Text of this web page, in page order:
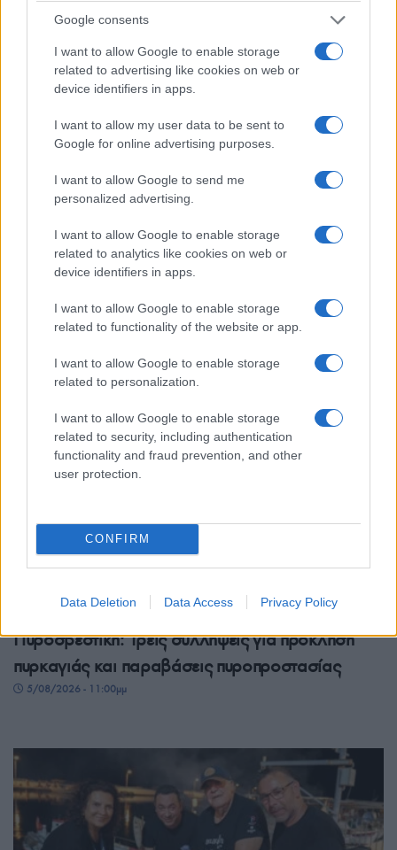
Google consents
I want to allow Google to enable storage
related to advertising like cookies on web or
device identifiers in apps.
I want to allow my user data to be sent to
Google for online advertising purposes.
I want to allow Google to send me
personalized advertising.
I want to allow Google to enable storage
related to analytics like cookies on web or
device identifiers in apps.
I want to allow Google to enable storage
related to functionality of the website or app.
I want to allow Google to enable storage
related to personalization.
I want to allow Google to enable storage
related to security, including authentication
functionality and fraud prevention, and other
user protection.
CONFIRM
Data Deletion Data Access Privacy Policy
Βοριάδες έως και 7 μποφόρ πρόσκαιρα
6/08/2026 - 8:08πμ
ΕΛΛΑΔΑ
μεταφέρθηκε το φωτογραφικό αρχείο του Γιάννη
ΕΛΛΑΔΑ
Πυροσβεστική: Τρεις συλλήψεις για πρόκληση
πυρκαγιάς και παραβάσεις πυροπροστασίας
5/08/2026 - 11:00μμ